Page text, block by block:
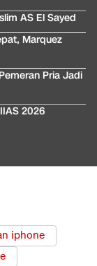
AS El Sayed
Marquez
Pria Jadi
2026
iphone